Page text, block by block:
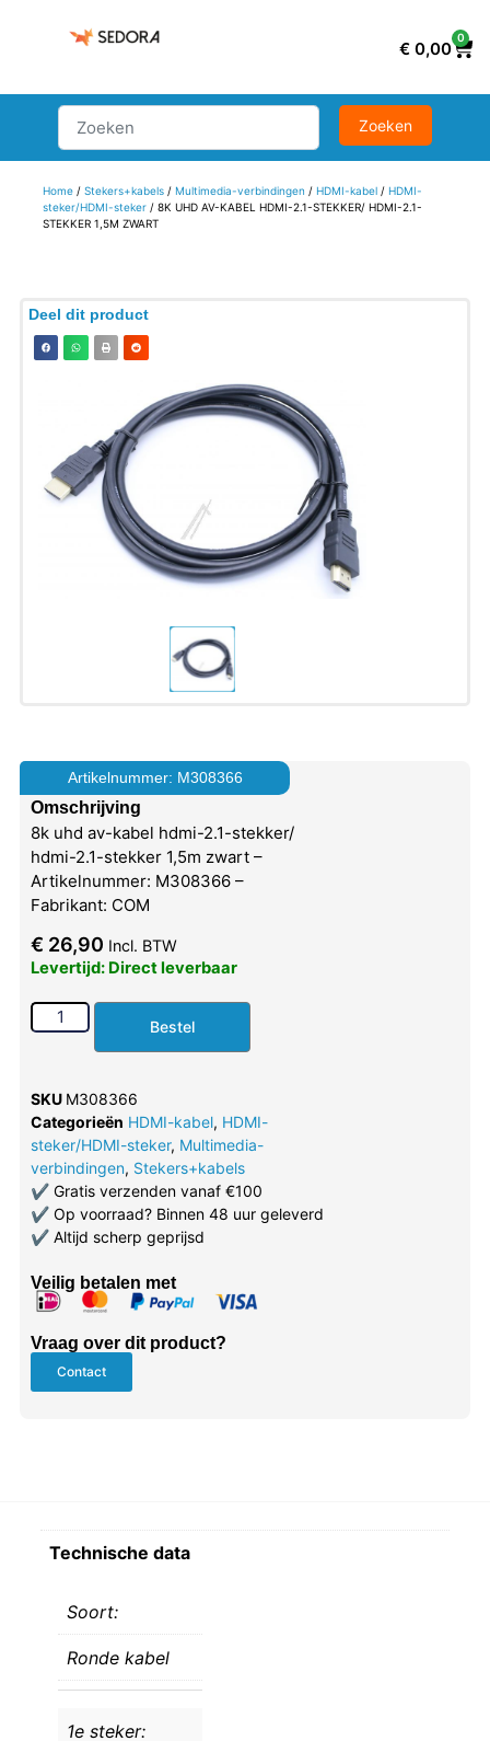
€ 0,00
0
Home/ Stekers+kabels/ Multimedia-verbindingen / HDMI-kabel/ HDMI-
steker/HDMI-steker/ 8K UHD AV-KABEL HDMI-2.1-STEKKER/ HDMI-2.1-
STEKKER 1,5M ZWART
Deel dit product
Artikelnummer: M308366
Omschrijving
8k uhd av-kabel hdmi-2.1-stekker/
hdmi-2.1-stekker 1,5m zwart –
Artikelnummer: M308366 –
Fabrikant: COM
€ 26,90 Incl. BTW
Levertijd: Direct leverbaar
Bestel
SKU M308366
Categorieën HDMI-kabel, HDMI-
steker/HDMI-steker, Multimedia-
verbindingen, Stekers+kabels
✔Gratis verzenden vanaf €100
✔Op voorraad? Binnen 48 uur geleverd
✔Altijd scherp geprijsd
Veilig betalen met
Vraag over dit product?
Contact
Technische data
Soort:
Ronde kabel
1e steker: